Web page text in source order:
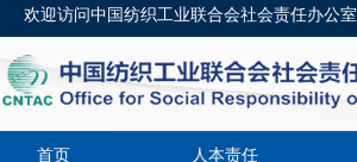
欢迎访问中国纺织工业联合会社会责任办公室
首页 人本责任